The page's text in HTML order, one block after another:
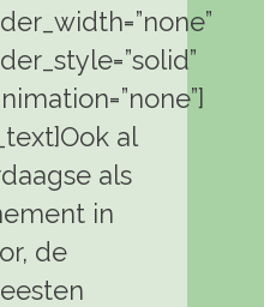
al
als
in
de